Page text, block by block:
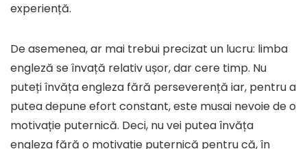
experiență.
De asemenea, ar mai trebui precizat un lucru: limba
engleză se învață relativ ușor, dar cere timp. Nu
puteți învăța engleza fără perseverență iar, pentru a
putea depune efort constant, este musai nevoie de o
motivație puternică. Deci, nu vei putea învăța
engleza fără o motivație puternică pentru că, în